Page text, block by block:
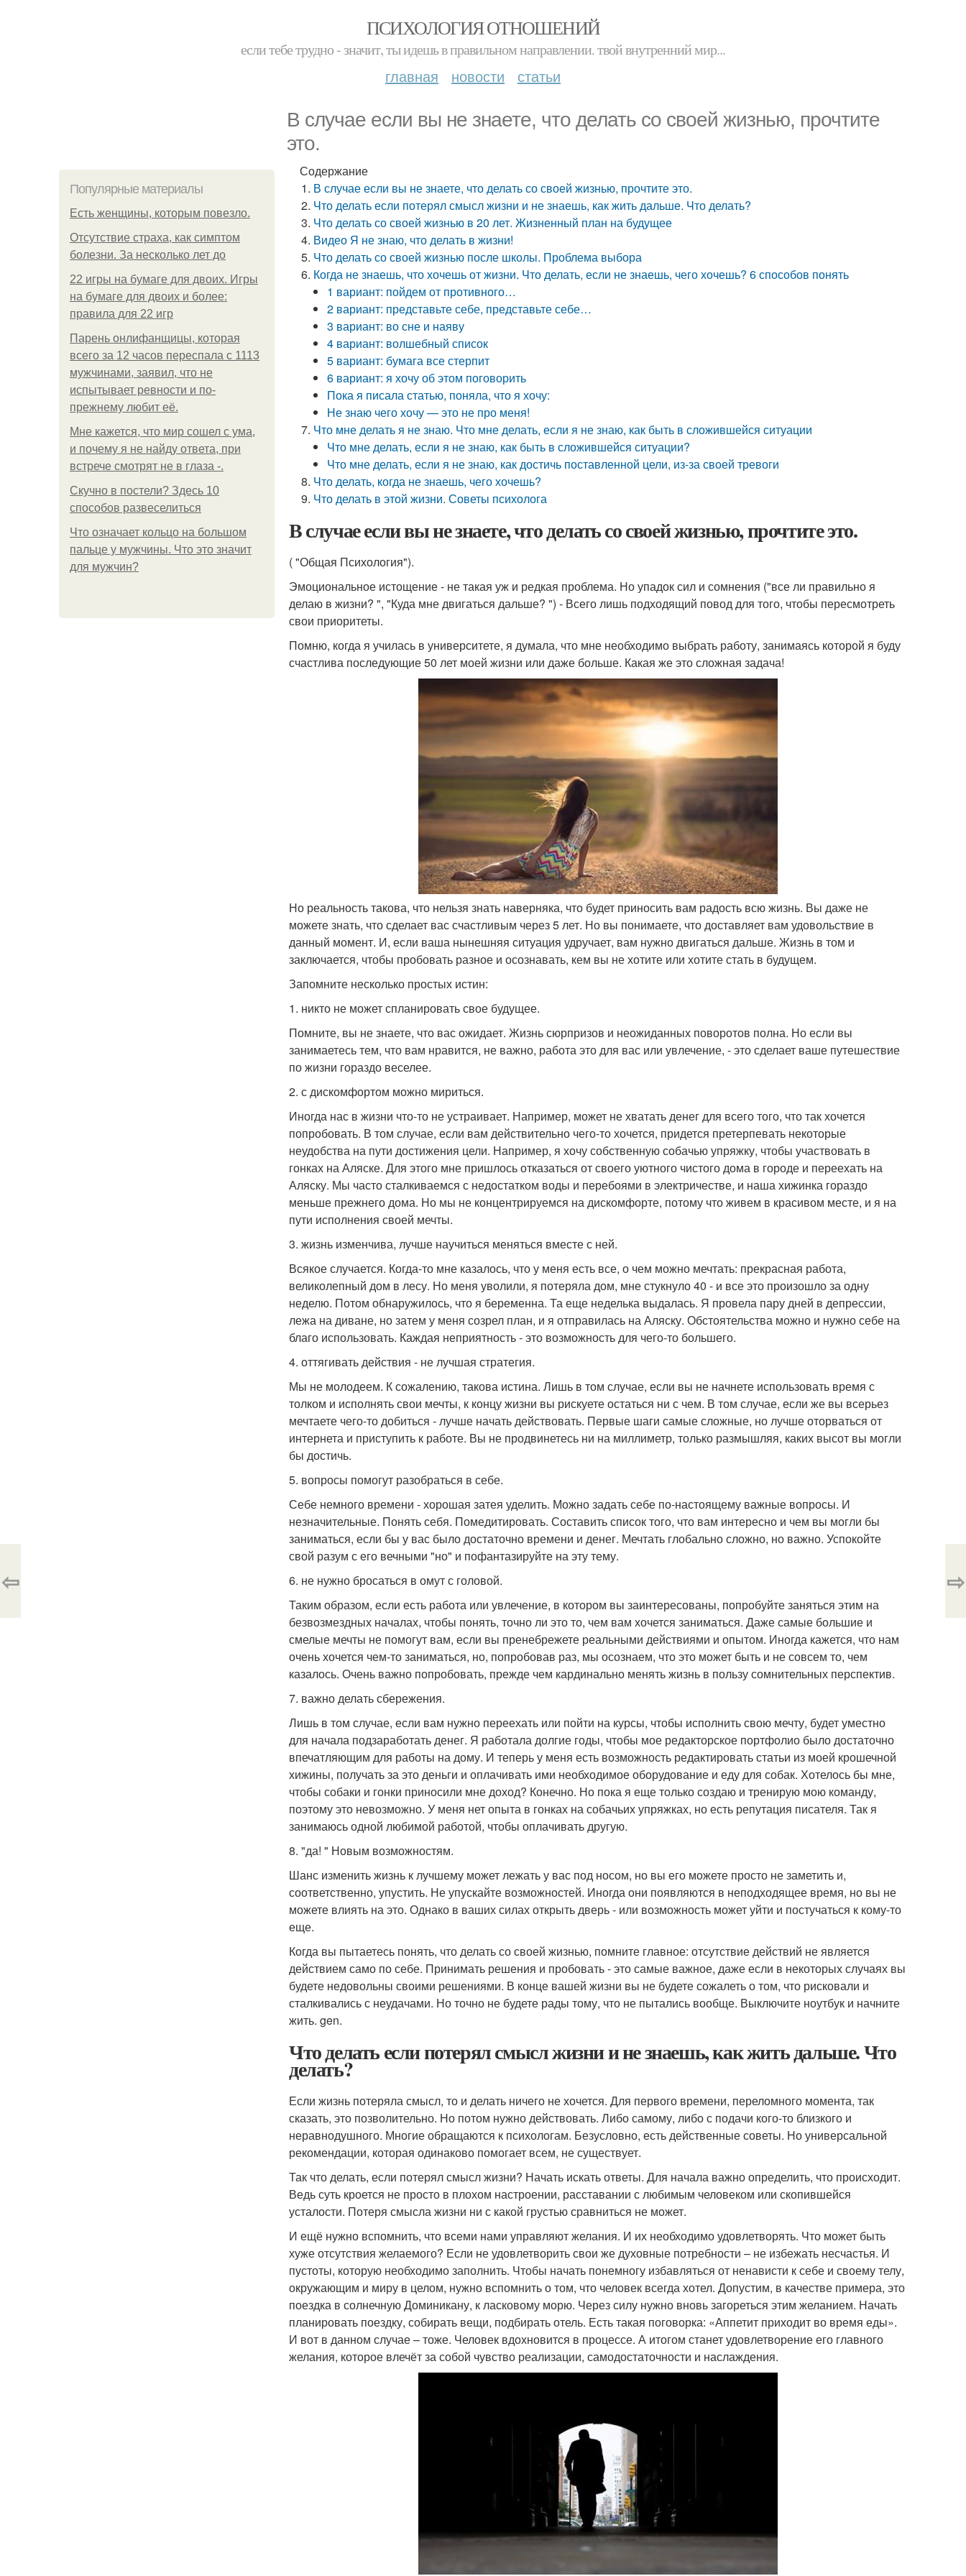
ПСИХОЛОГИЯ ОТНОШЕНИЙ
если тебе трудно - значит, ты идешь в правильном направлении. твой внутренний мир...
главная новости статьи
В случае если вы не знаете, что делать со своей жизнью, прочтите
это.
Популярные материалы
Есть женщины, которым повезло.
Отсутствие страха, как симптом
болезни. За несколько лет до
22 игры на бумаге для двоих. Игры
на бумаге для двоих и более:
правила для 22 игр
Парень онлифанщицы, которая
всего за 12 часов переспала с 1113
мужчинами, заявил, что не
испытывает ревности и по-
прежнему любит её.
Мне кажется, что мир сошел с ума,
и почему я не найду ответа, при
встрече смотрят не в глаза -.
Скучно в постели? Здесь 10
способов развеселиться
Что означает кольцо на большом
пальце у мужчины. Что это значит
для мужчин?
Содержание
В случае если вы не знаете, что делать со своей жизнью, прочтите это.
Что делать если потерял смысл жизни и не знаешь, как жить дальше. Что делать?
Что делать со своей жизнью в 20 лет. Жизненный план на будущее
Видео Я не знаю, что делать в жизни!
Что делать со своей жизнью после школы. Проблема выбора
Когда не знаешь, что хочешь от жизни. Что делать, если не знаешь, чего хочешь? 6 способов понять
1 вариант: пойдем от противного…
2 вариант: представьте себе, представьте себе…
3 вариант: во сне и наяву
4 вариант: волшебный список
5 вариант: бумага все стерпит
6 вариант: я хочу об этом поговорить
Пока я писала статью, поняла, что я хочу:
Не знаю чего хочу — это не про меня!
Что мне делать я не знаю. Что мне делать, если я не знаю, как быть в сложившейся ситуации
Что мне делать, если я не знаю, как быть в сложившейся ситуации?
Что мне делать, если я не знаю, как достичь поставленной цели, из-за своей тревоги
Что делать, когда не знаешь, чего хочешь?
Что делать в этой жизни. Советы психолога
В случае если вы не знаете, что делать со своей жизнью, прочтите это.
( "Общая Психология").
Эмоциональное истощение - не такая уж и редкая проблема. Но упадок сил и сомнения ("все ли правильно я
делаю в жизни? ", "Куда мне двигаться дальше? ") - Всего лишь подходящий повод для того, чтобы пересмотреть
свои приоритеты.
Помню, когда я училась в университете, я думала, что мне необходимо выбрать работу, занимаясь которой я буду
счастлива последующие 50 лет моей жизни или даже больше. Какая же это сложная задача!
Но реальность такова, что нельзя знать наверняка, что будет приносить вам радость всю жизнь. Вы даже не
можете знать, что сделает вас счастливым через 5 лет. Но вы понимаете, что доставляет вам удовольствие в
данный момент. И, если ваша нынешняя ситуация удручает, вам нужно двигаться дальше. Жизнь в том и
заключается, чтобы пробовать разное и осознавать, кем вы не хотите или хотите стать в будущем.
Запомните несколько простых истин:
1. никто не может спланировать свое будущее.
Помните, вы не знаете, что вас ожидает. Жизнь сюрпризов и неожиданных поворотов полна. Но если вы
занимаетесь тем, что вам нравится, не важно, работа это для вас или увлечение, - это сделает ваше путешествие
по жизни гораздо веселее.
2. с дискомфортом можно мириться.
Иногда нас в жизни что-то не устраивает. Например, может не хватать денег для всего того, что так хочется
попробовать. В том случае, если вам действительно чего-то хочется, придется претерпевать некоторые
неудобства на пути достижения цели. Например, я хочу собственную собачью упряжку, чтобы участвовать в
гонках на Аляске. Для этого мне пришлось отказаться от своего уютного чистого дома в городе и переехать на
Аляску. Мы часто сталкиваемся с недостатком воды и перебоями в электричестве, и наша хижинка гораздо
меньше прежнего дома. Но мы не концентрируемся на дискомфорте, потому что живем в красивом месте, и я на
пути исполнения своей мечты.
3. жизнь изменчива, лучше научиться меняться вместе с ней.
Всякое случается. Когда-то мне казалось, что у меня есть все, о чем можно мечтать: прекрасная работа,
великолепный дом в лесу. Но меня уволили, я потеряла дом, мне стукнуло 40 - и все это произошло за одну
неделю. Потом обнаружилось, что я беременна. Та еще неделька выдалась. Я провела пару дней в депрессии,
лежа на диване, но затем у меня созрел план, и я отправилась на Аляску. Обстоятельства можно и нужно себе на
благо использовать. Каждая неприятность - это возможность для чего-то большего.
4. оттягивать действия - не лучшая стратегия.
Мы не молодеем. К сожалению, такова истина. Лишь в том случае, если вы не начнете использовать время с
толком и исполнять свои мечты, к концу жизни вы рискуете остаться ни с чем. В том случае, если же вы всерьез
мечтаете чего-то добиться - лучше начать действовать. Первые шаги самые сложные, но лучше оторваться от
интернета и приступить к работе. Вы не продвинетесь ни на миллиметр, только размышляя, каких высот вы могли
бы достичь.
5. вопросы помогут разобраться в себе.
Себе немного времени - хорошая затея уделить. Можно задать себе по-настоящему важные вопросы. И
незначительные. Понять себя. Помедитировать. Составить список того, что вам интересно и чем вы могли бы
заниматься, если бы у вас было достаточно времени и денег. Мечтать глобально сложно, но важно. Успокойте
свой разум с его вечными "но" и пофантазируйте на эту тему.
6. не нужно бросаться в омут с головой.
Таким образом, если есть работа или увлечение, в котором вы заинтересованы, попробуйте заняться этим на
безвозмездных началах, чтобы понять, точно ли это то, чем вам хочется заниматься. Даже самые большие и
смелые мечты не помогут вам, если вы пренебрежете реальными действиями и опытом. Иногда кажется, что нам
очень хочется чем-то заниматься, но, попробовав раз, мы осознаем, что это может быть и не совсем то, чем
казалось. Очень важно попробовать, прежде чем кардинально менять жизнь в пользу сомнительных перспектив.
7. важно делать сбережения.
Лишь в том случае, если вам нужно переехать или пойти на курсы, чтобы исполнить свою мечту, будет уместно
для начала подзаработать денег. Я работала долгие годы, чтобы мое редакторское портфолио было достаточно
впечатляющим для работы на дому. И теперь у меня есть возможность редактировать статьи из моей крошечной
хижины, получать за это деньги и оплачивать ими необходимое оборудование и еду для собак. Хотелось бы мне,
чтобы собаки и гонки приносили мне доход? Конечно. Но пока я еще только создаю и тренирую мою команду,
поэтому это невозможно. У меня нет опыта в гонках на собачьих упряжках, но есть репутация писателя. Так я
занимаюсь одной любимой работой, чтобы оплачивать другую.
8. "да! " Новым возможностям.
Шанс изменить жизнь к лучшему может лежать у вас под носом, но вы его можете просто не заметить и,
соответственно, упустить. Не упускайте возможностей. Иногда они появляются в неподходящее время, но вы не
можете влиять на это. Однако в ваших силах открыть дверь - или возможность может уйти и постучаться к кому-то
еще.
Когда вы пытаетесь понять, что делать со своей жизнью, помните главное: отсутствие действий не является
действием само по себе. Принимать решения и пробовать - это самые важное, даже если в некоторых случаях вы
будете недовольны своими решениями. В конце вашей жизни вы не будете сожалеть о том, что рисковали и
сталкивались с неудачами. Но точно не будете рады тому, что не пытались вообще. Выключите ноутбук и начните
жить. gen.
Что делать если потерял смысл жизни и не знаешь, как жить дальше. Что
делать?
Если жизнь потеряла смысл, то и делать ничего не хочется. Для первого времени, переломного момента, так
сказать, это позволительно. Но потом нужно действовать. Либо самому, либо с подачи кого-то близкого и
неравнодушного. Многие обращаются к психологам. Безусловно, есть действенные советы. Но универсальной
рекомендации, которая одинаково помогает всем, не существует.
Так что делать, если потерял смысл жизни? Начать искать ответы. Для начала важно определить, что происходит.
Ведь суть кроется не просто в плохом настроении, расставании с любимым человеком или скопившейся
усталости. Потеря смысла жизни ни с какой грустью сравниться не может.
И ещё нужно вспомнить, что всеми нами управляют желания. И их необходимо удовлетворять. Что может быть
хуже отсутствия желаемого? Если не удовлетворить свои же духовные потребности – не избежать несчастья. И
пустоты, которую необходимо заполнить. Чтобы начать понемногу избавляться от ненависти к себе и своему телу,
окружающим и миру в целом, нужно вспомнить о том, что человек всегда хотел. Допустим, в качестве примера, это
поездка в солнечную Доминикану, к ласковому морю. Через силу нужно вновь загореться этим желанием. Начать
планировать поездку, собирать вещи, подбирать отель. Есть такая поговорка: «Аппетит приходит во время еды».
И вот в данном случае – тоже. Человек вдохновится в процессе. А итогом станет удовлетворение его главного
желания, которое влечёт за собой чувство реализации, самодостаточности и наслаждения.
⇦ ⇨